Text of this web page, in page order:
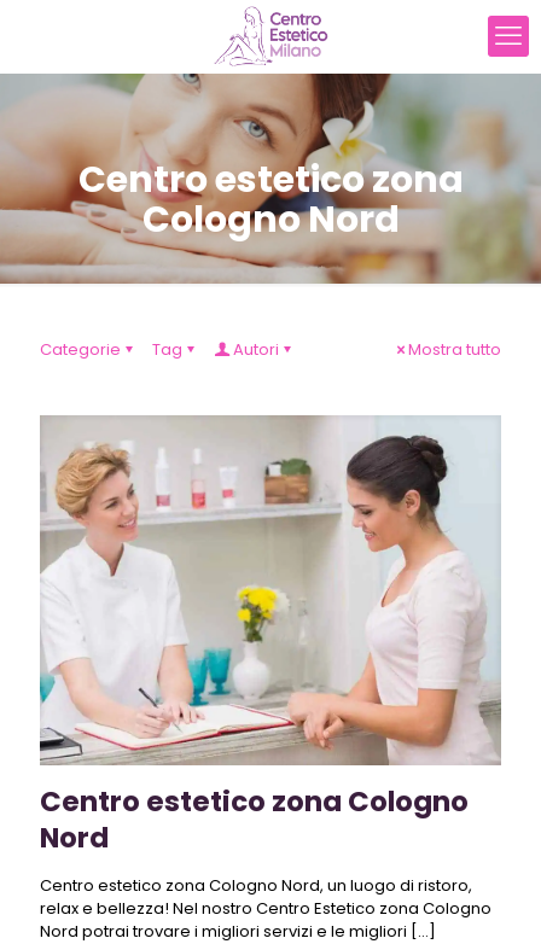
Centro estetico zona
Cologno Nord
Categorie Tag Autori Mostra tutto
Centro estetico zona Cologno
Nord
Centro estetico zona Cologno Nord, un luogo di ristoro,
relax e bellezza! Nel nostro Centro Estetico zona Cologno
Nord potrai trovare i migliori servizi e le migliori […]